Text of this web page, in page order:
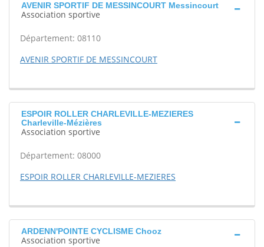
AVENIR SPORTIF DE MESSINCOURT Messincourt
Association sportive
Département: 08110
AVENIR SPORTIF DE MESSINCOURT
ESPOIR ROLLER CHARLEVILLE-MEZIERES
Charleville-Mézières
Association sportive
Département: 08000
ESPOIR ROLLER CHARLEVILLE-MEZIERES
ARDENN'POINTE CYCLISME Chooz
Association sportive